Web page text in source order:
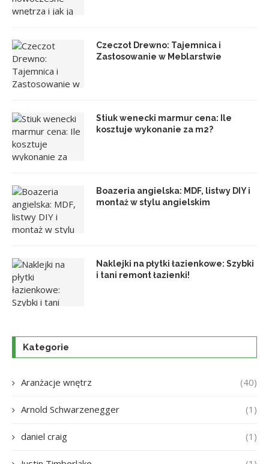
Czeczot Drewno: Tajemnica i
Zastosowanie w Meblarstwie
Stiuk wenecki marmur cena: Ile
kosztuje wykonanie za m2?
Boazeria angielska: MDF, listwy DIY i
montaż w stylu angielskim
Naklejki na płytki łazienkowe: Szybki
i tani remont łazienki!
Kategorie
Aranżacje wnętrz (40)
Arnold Schwarzenegger (1)
daniel craig (1)